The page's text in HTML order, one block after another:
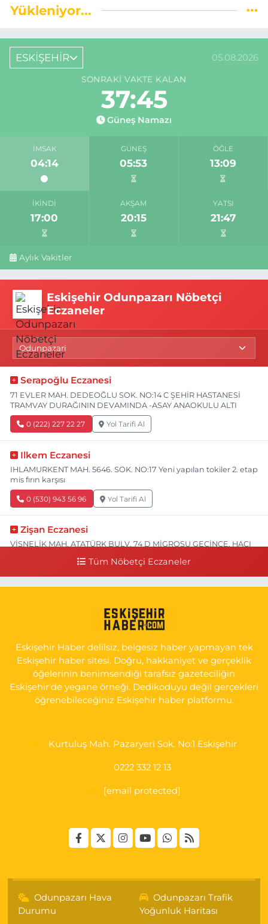
Yükleniyor...
ESKİŞEHİR 05.08.2026
SONRAKI VAKTE KALAN
37:44
Güneş Namazı
İMSAK
04:14
GÜNEŞ
05:53
ÖĞLE
13:09
İKINDI
17:00
AKŞAM
20:15
YATSI
21:47
Aylık Vakitler
Eskişehir Odunpazarı Nöbetçi
Eczaneler
Serapoğlu Eczanesi
71 EVLER MAH. DEDEOĞLU SOK. NO:14 C ŞEHİR HASTANESİ
TRAMVAY DURAĞININ DEVAMINDA -ASAY ANAOKULU ALTI
0 (222) 227 22 27 Yol Tarifi Al
Ilkem Eczanesi
IHLAMURKENT MAH. 5646. SOK. NO:17 Yeni yapılan tokiler 2. etap
mis fırın karşısı
0 (530) 943 56 96 Yol Tarifi Al
Zişan Eczanesi
VİŞNELİK MAH. ATATÜRK BULV. 74 D MİGROSU GEÇİNCE, HACI
KIRMIZITOPRAK MAH.ERCAN SOK. NO:14 C ESKİ HAVA
HASTANESİ POLİKLİNİK KAPISI KARŞISI
0 (222) 240 55 11 Yol Tarifi Al
Tüm Nöbetçi Eczaneler
Eskişehir Haber delilsiz, belgesiz haber yapmayan tek
Eskişehir haber sitesi. Doğru, hakkaniyet ve gerçeklik
öğelerinin benimsendiği tarafsız gazeteciliğin
Eskişehir'de yegane örneği. Dedikoduyu değil gerçekleri
öğrenebileceğiniz Eskişehir haber platformu.
Kurtuluş Mah. Pazaryeri Sok. No:1 Eskişehir
0222 332 12 13
[email protected]
Odunpazarı Hava
Durumu
Odunpazarı Trafik
Yoğunluk Haritası